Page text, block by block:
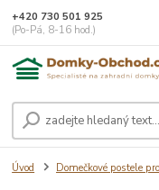
+420 730 501 925
(Po-Pá, 8-16 hod.)
Úvod Domečkové postele